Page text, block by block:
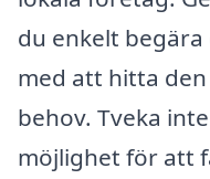
du enkelt
med att hitta
behov. Tveka
möjlighet för att